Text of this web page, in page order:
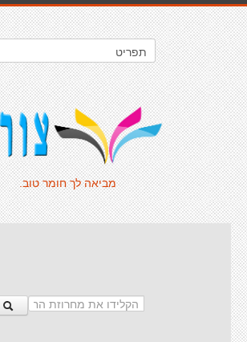
מביאה לך חומר טוב.